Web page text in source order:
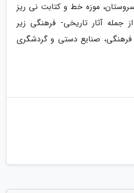
موزه خط و کتابت نی ریز
جمله آثار تاریخی- فرهنگی زیر
صنایع دستی و گردشگری